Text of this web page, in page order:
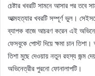
চেষ্টার খবরটি সামনে আসার পর তবে
আত্মহত্যার খবরটি সম্পূর্ণ ভুল।
ব্যাপক বাজে আচরণ করেন এই
ফেসবুকে পোস্ট দিয়ে ক্ষমা চান
তিশা মুছে দেওয়ায় নতুন রহস্য জন্ম
অভিনেত্রীর পুরনো ফোনালাপটি।